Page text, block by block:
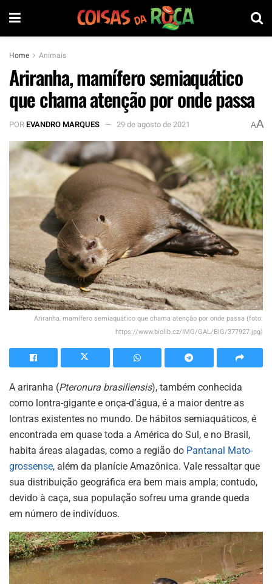
Home Animais
Ariranha, mamífero semiaquático
que chama atenção por onde passa
POREVANDRO MARQUES 29 de agosto de 2021 AA
Ariranha, mamífero semiaquático que chama atenção por onde passa (foto:
https://www.biolib.cz/IMG/GAL/BIG/377927.jpg)
A ariranha (Pteronura brasiliensis), também conhecida
como lontra-gigante e onça-d’água, é a maior dentre as
lontras existentes no mundo. De hábitos semiaquáticos, é
encontrada em quase toda a América do Sul, e no Brasil,
habita áreas alagadas, como a região do Pantanal Mato-
grossense, além da planície Amazônica. Vale ressaltar que
sua distribuição geográfica era bem mais ampla; contudo,
devido à caça, sua população sofreu uma grande queda
em número de indivíduos.